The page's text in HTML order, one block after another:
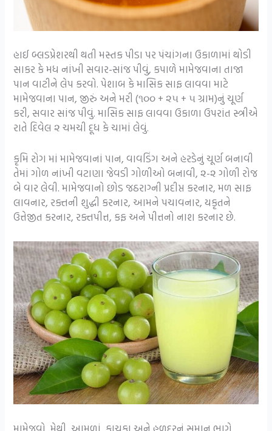
હાઈ બ્લડપ્રેશરથી થતી મસ્તક પીડા પર પંચાંગના ઉકાળામાં થોડી
સાકર કે મધ નાંખી સવાર-સાંજ પીવું, કપાળે મામેજવાના તાજા
પાન વાટીને લેપ કરવો. પેશાબ કે માસિક સાફ લાવવા માટે
મામેજવાના પાન, જીરું અને મરી (૧૦૦ + ૨૫ + ૫ ગ્રામ)નું ચૂર્ણ
કરી, સવાર સાંજ પીવું. માસિક સાફ લાવવા ઉકાળા ઉપરાંત સ્ત્રીએ
રાતે દિવેલ ૨ ચમચી દૂધ કે ચામાં લેવું.
કૃમિ રોગ માં મામેજવાનાં પાન, વાવડિંગ અને હરડેનું ચૂર્ણ બનાવી
તેમાં ગોળ નાંખી વટાણા જેવડી ગોળીઓ બનાવી, ૨-૨ ગોળી રોજ
બે વાર લેવી. મામેજવાનો છોડ જઠરાગ્ની પ્રદીપ્ત કરનાર, મળ સાફ
લાવનાર, રક્તની શુદ્ધી કરનાર, આમને પચાવનાર, યકૃતને
ઉત્તેજીત કરનાર, રક્તપીત્ત, કફ અને પીત્તનો નાશ કરનાર છે.
મામેજવો, મેથી, આમળાં, કાચકા અને હળદરનું સમાન ભાગે